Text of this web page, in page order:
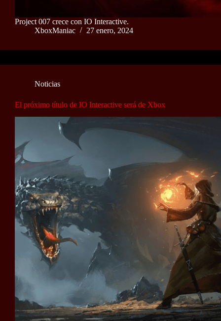
Project 007 crece con IO Interactive.
XboxManiac
27 enero, 2024
Noticias
El próximo título de IO Interactive será de Xbox